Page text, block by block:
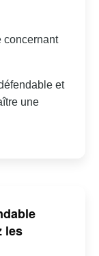
concernant
et
une
les